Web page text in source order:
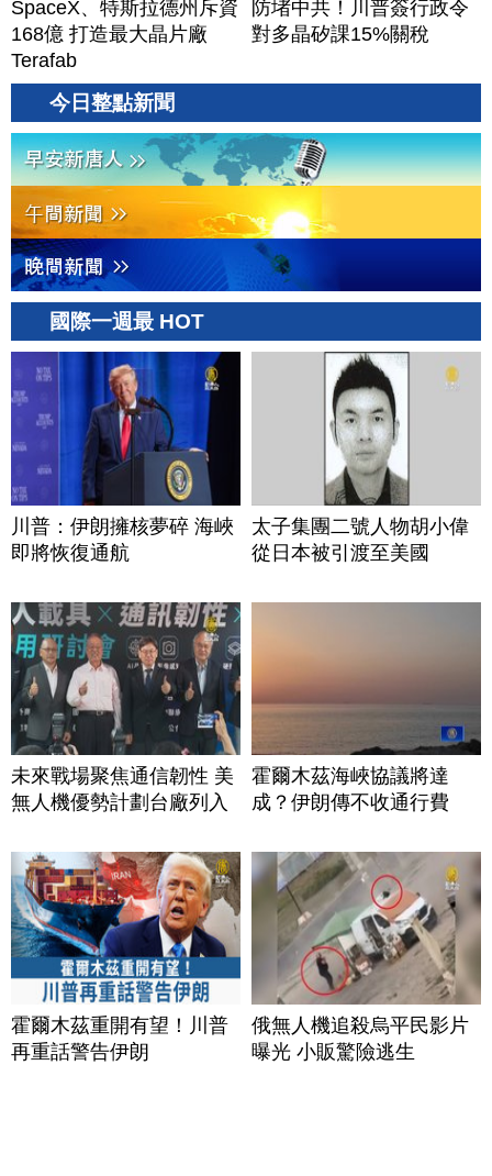
SpaceX、特斯拉德州斥資
168億 打造最大晶片廠
Terafab
防堵中共！川普簽行政令
對多晶矽課15%關稅
今日整點新聞
國際一週最 HOT
川普：伊朗擁核夢碎 海峽
即將恢復通航
太子集團二號人物胡小偉
從日本被引渡至美國
未來戰場聚焦通信韌性 美
無人機優勢計劃台廠列入
霍爾木茲海峽協議將達
成？伊朗傳不收通行費
霍爾木茲重開有望！川普
再重話警告伊朗
俄無人機追殺烏平民影片
曝光 小販驚險逃生